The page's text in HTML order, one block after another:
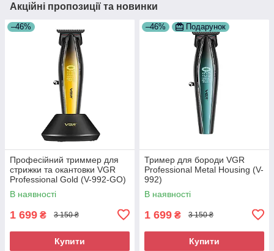
Акційні пропозиції та новинки
–46%
Професійний триммер для
стрижки та окантовки VGR
Professional Gold (V-992-GO)
В наявності
1 699 ₴ 3 150 ₴
Купити
–46% Подарунок
Тример для бороди VGR
Professional Metal Housing (V-
992)
В наявності
1 699 ₴ 3 150 ₴
Купити